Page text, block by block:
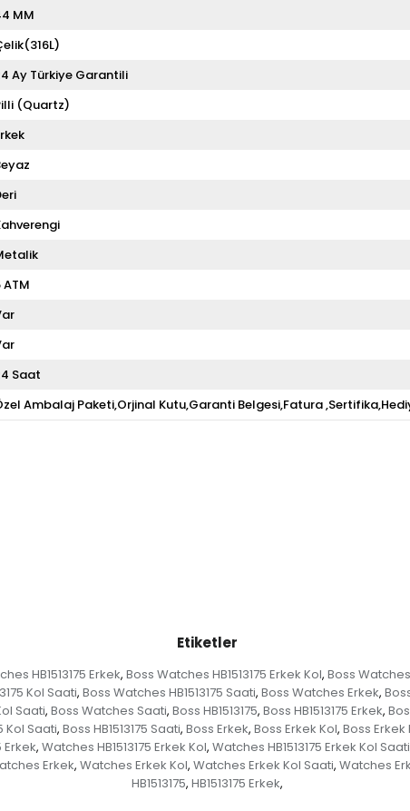
MM
Ay Türkiye Garantili
(Quartz)
ATM
Saat
Ambalaj Paketi,Orjinal Kutu,Garanti Belgesi,Fatura
Etiketler
HB1513175 Erkek, Boss Watches HB1513175 Erkek Kol, Boss Watches
Kol Saati, Boss Watches HB1513175 Saati, Boss Watches Erkek,
Saati, Boss Watches Saati, Boss HB1513175, Boss HB1513175 Erkek,
Kol Saati, Boss HB1513175 Saati, Boss Erkek, Boss Erkek Kol, Boss Erkek
Erkek, Watches HB1513175 Erkek Kol, Watches HB1513175 Erkek Kol Saati
Erkek, Watches Erkek Kol, Watches Erkek Kol Saati, Watches
HB1513175, HB1513175 Erkek,